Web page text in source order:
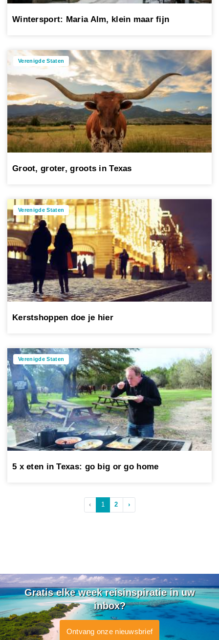
Wintersport: Maria Alm, klein maar fijn
Verenigde Staten
Groot, groter, groots in Texas
Verenigde Staten
Kerstshoppen doe je hier
Verenigde Staten
5 x eten in Texas: go big or go home
‹ 1 2 ›
Gratis elke week reisinspiratie in uw
inbox?
Ontvang onze nieuwsbrief